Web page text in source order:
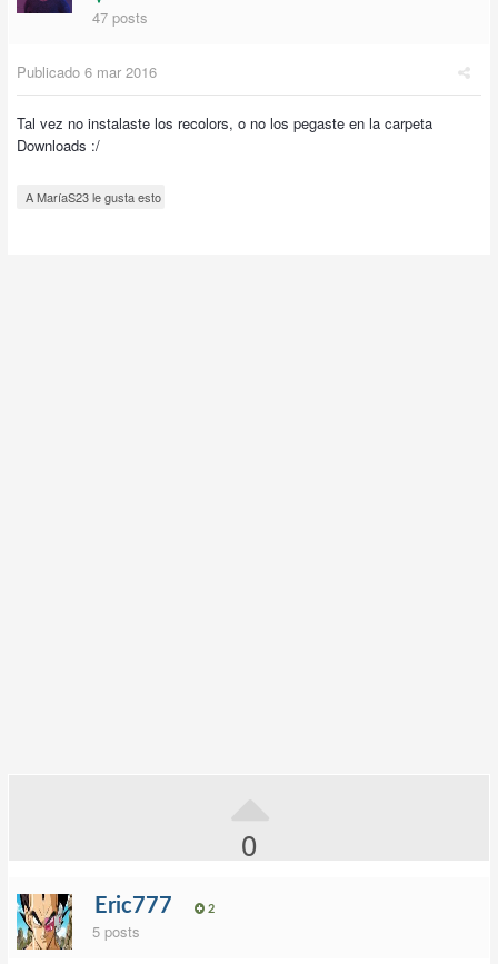
47 posts
Publicado 6 mar 2016
Tal vez no instalaste los recolors, o no los pegaste en la carpeta
Downloads :/
A MaríaS23 le gusta esto
0
Eric777 2
5 posts